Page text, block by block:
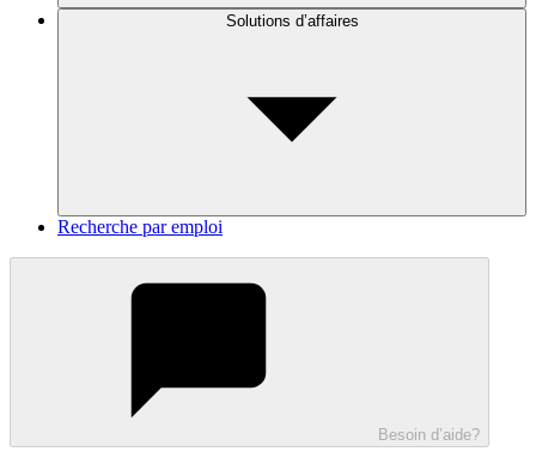
Solutions d’affaires
Recherche par emploi
Besoin d’aide?